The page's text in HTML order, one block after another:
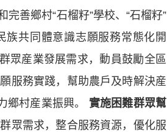
善鄉村“石榴籽”學校、“石榴籽”
族共同體意識志願服務常態化開
眾産業發展需求，動員鼓勵全區
服務實踐，幫助農戶及時解決産
鄉村産業振興。
‌實施困難群眾幫
眾需求，整合服務資源，優化服